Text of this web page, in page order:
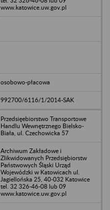
www.katowice.uw.gov.pl
osobowo-płacowa
992700/6116/1/2014-SAK
Przedsięebiorstwo Transportowe
Handlu Wewnętrznego Bielsko-
Biała, ul. Czechowicka 57
Archiwum Zakładowe i
Zlikwidowanych Przedsiębiorstw
Państwowych Śląski Urząd
Wojewódzki w Katowicach ul.
Jagiellońska 25, 40-032 Katowice
tel. 32 326-46-08 lub 09
www.katowice.uw.gov.pl